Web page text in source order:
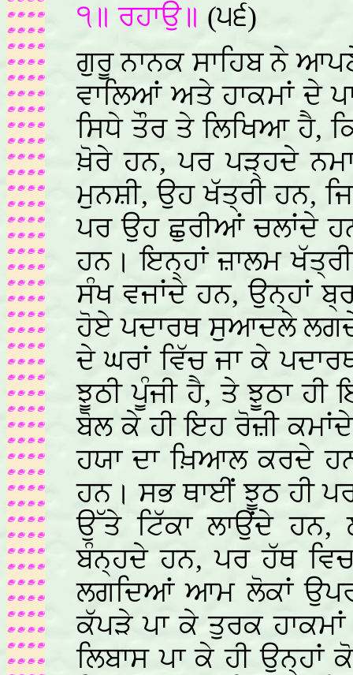
੧॥ ਰਹਾਉ॥ (੫੬)
ਗੁਰੂ ਨਾਨਕ ਸਾਹਿਬ ਨੇ
ਵਾਲਿਆਂ ਅਤੇ ਹਾਕਮਾਂ ਦੇ
ਸਿਧੇ ਤੌਰ ਤੇ ਲਿਖਿਆ ਹੈ,
ਖ਼ੋਰੇ ਹਨ, ਪਰ ਪੜ੍ਹਦੇ
ਮੁਨਸ਼ੀ, ਉਹ ਖੱਤ੍ਰੀ ਹਨ,
ਪਰ ਉਹ ਛੁਰੀਆਂ ਚਲਾਂਦੇ
ਹਨ। ਇਨ੍ਹਾਂ ਜ਼ਾਲਮ
ਸੰਖ ਵਜਾਂਦੇ ਹਨ, ਉਨ੍ਹਾਂ
ਹੋਏ ਪਦਾਰਥ ਸੁਆਦਲੇ
ਦੇ ਘਰਾਂ ਵਿੱਚ ਜਾ ਕੇ
ਝੂਠੀ ਪੂੰਜੀ ਹੈ, ਤੇ ਝੂਠਾ ਹੀ
ਬੋਲ ਕੇ ਹੀ ਇਹ ਰੋਜ਼ੀ
ਹਯਾ ਦਾ ਖ਼ਿਆਲ ਕਰਦੇ
ਹਨ। ਸਭ ਥਾਈਂ ਝੂਠ ਹੀ
ਉੱਤੇ ਟਿੱਕਾ ਲਾਉਂਦੇ
ਬੰਨ੍ਹਦੇ ਹਨ, ਪਰ ਹੱਥ
ਲਗਦਿਆਂ ਆਮ ਲੋਕਾਂ
ਕੱਪੜੇ ਪਾ ਕੇ ਤੁਰਕ
ਲਿਬਾਸ ਪਾ ਕੇ ਹੀ